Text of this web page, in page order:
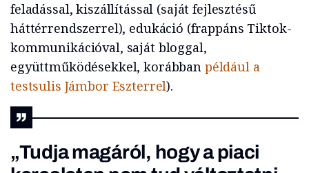
feladással, kiszállítással (saját fejlesztésű
háttérrendszerrel), edukáció (frappáns Tiktok-
kommunikációval, saját bloggal,
együttműködésekkel, korábban például a
testsulis Jámbor Eszterrel).
„Tudja magáról, hogy a piaci